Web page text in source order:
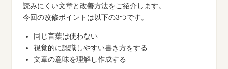
読みにくい文章と改善方法をご紹介します。
今回の改修ポイントは以下の3つです。
同じ言葉は使わない
視覚的に認識しやすい書き方をする
文章の意味を理解し作成する